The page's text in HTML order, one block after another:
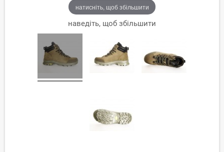
натисніть, щоб збільшити
наведіть, щоб збільшити